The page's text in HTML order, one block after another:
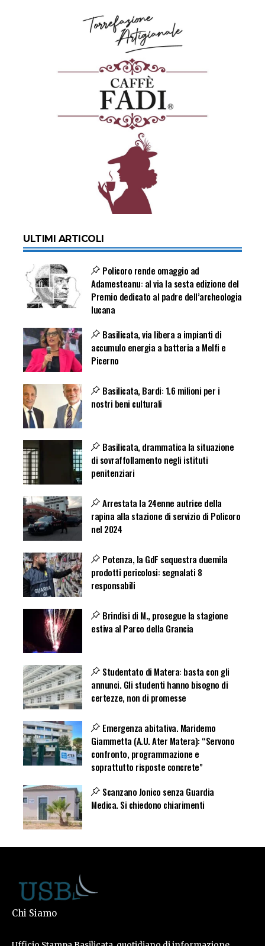
ULTIMI ARTICOLI
Policoro rende omaggio ad
Adamesteanu: al via la sesta edizione del
Premio dedicato al padre dell’archeologia
lucana
Basilicata, via libera a impianti di
accumulo energia a batteria a Melfi e
Picerno
Basilicata, Bardi: 1.6 milioni per i
nostri beni culturali
Basilicata, drammatica la situazione
di sovraffollamento negli istituti
penitenziari
Arrestata la 24enne autrice della
rapina alla stazione di servizio di Policoro
nel 2024
Potenza, la GdF sequestra duemila
prodotti pericolosi: segnalati 8
responsabili
Brindisi di M., prosegue la stagione
estiva al Parco della Grancia
Studentato di Matera: basta con gli
annunci. Gli studenti hanno bisogno di
certezze, non di promesse
Emergenza abitativa. Maridemo
Giammetta (A.U. Ater Matera): “Servono
confronto, programmazione e
soprattutto risposte concrete”
Scanzano Jonico senza Guardia
Medica. Si chiedono chiarimenti
Chi Siamo